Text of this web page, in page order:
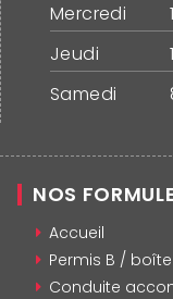
Mercredi
Jeudi
Samedi
NOS
Accueil
Permis B /
Conduite